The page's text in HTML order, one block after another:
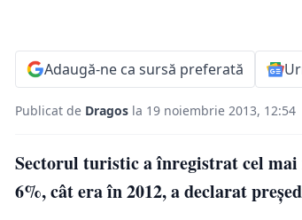
Adaugă-ne ca sursă preferată
Publicat de Dragos la 19 noiembrie 2013, 12:54
Sectorul turistic a înregistrat cel mai
6%, cât era în 2012, a declarat